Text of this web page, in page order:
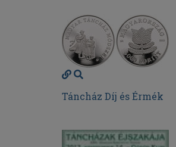
Táncház Díj és Érmék